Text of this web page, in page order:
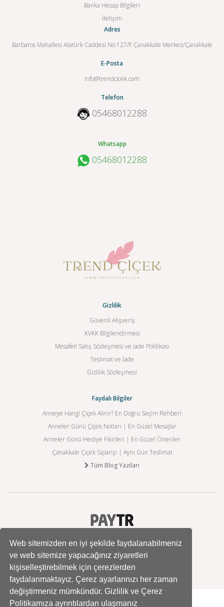
Web sitemizden en iyi şekilde faydalanabilmeniz
ve web sitemize yapacağınız ziyaretleri
kişiselleştirebilmek için çerezlerden
faydalanmaktayız. Çerez ayarlarınızı her zaman
değiştirmeniz mümkündür. Gizlilik ve Çerez
Politikamıza ayrıntılardan ulaşmanız
Banka Hesap Bilgileri
İletişim
Adres
Barbaros Mahallesi Atatürk Caddesi No:127/F Çanakkale Merkez/Çanakkale
E-Posta
info@trendcicek.com
Telefon
05468012288
Whatsapp
05468012288
Gizlilik
Güvenli Alışveriş
KVKK Bilgilendirmesi
Mesafeli Satış Sözleşmesi ve İade Politikası
Teslimat ve İade
Gizlilik Sözleşmesi
Faydalı Bilgiler
Anneye Hangi Çiçek Alınır? En Doğru Seçim Rehberi
Anneler Günü Çiçek Notları | En Güzel Mesajlar
Anneler Günü Hediye Fikirleri | En Güzel Öneriler
Çanakkale Çiçek Siparişi | Aynı Gün Teslimat
Tüm Blog Yazıları